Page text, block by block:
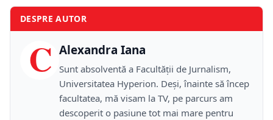
DESPRE AUTOR
C Alexandra Iana
Sunt absolventă a Facultății de Jurnalism,
Universitatea Hyperion. Deși, înainte să încep
facultatea, mă visam la TV, pe parcurs am
descoperit o pasiune tot mai mare pentru